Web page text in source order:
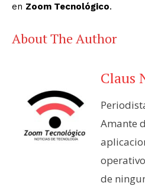
en Zoom Tecnológico.
About The Author
Claus
Amante
de